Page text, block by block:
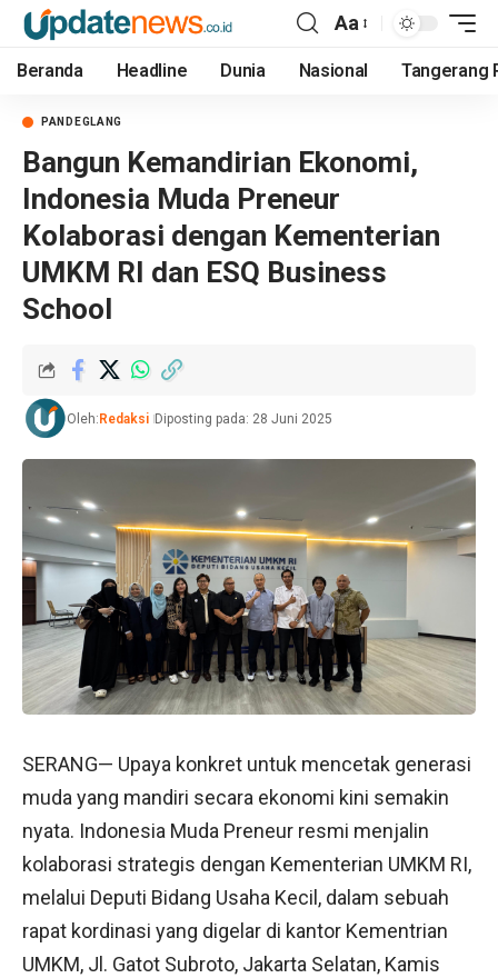
Aa
Beranda Headline Dunia Nasional Tangerang
PANDEGLANG
Bangun Kemandirian Ekonomi,
Indonesia Muda Preneur
Kolaborasi dengan Kementerian
UMKM RI dan ESQ Business
School
Oleh: Redaksi Diposting pada: 28 Juni 2025
SERANG— Upaya konkret untuk mencetak generasi
muda yang mandiri secara ekonomi kini semakin
nyata. Indonesia Muda Preneur resmi menjalin
kolaborasi strategis dengan Kementerian UMKM RI,
melalui Deputi Bidang Usaha Kecil, dalam sebuah
rapat kordinasi yang digelar di kantor Kementrian
UMKM, Jl. Gatot Subroto, Jakarta Selatan, Kamis